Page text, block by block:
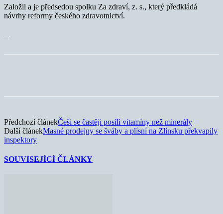
Založil a je předsedou spolku Za zdraví, z. s., který předkládá
návrhy reformy českého zdravotnictví.
—
Předchozí článekČeši se častěji posílí vitamíny než minerály
Další článekMasné prodejny se šváby a plísní na Zlínsku překvapily
inspektory
SOUVISEJÍCÍ ČLÁNKY